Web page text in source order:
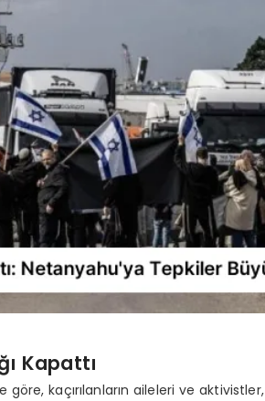
Kapattı
göre, kaçırılanların aileleri ve